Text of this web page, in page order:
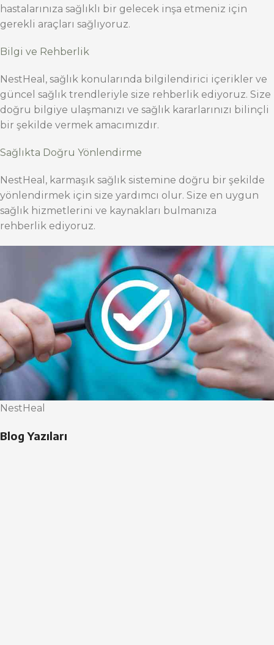
hastalarınıza sağlıklı bir gelecek inşa etmeniz için
gerekli araçları sağlıyoruz.
Bilgi ve Rehberlik
NestHeal, sağlık konularında bilgilendirici içerikler ve
güncel sağlık trendleriyle size rehberlik ediyoruz. Size
doğru bilgiye ulaşmanızı ve sağlık kararlarınızı bilinçli
bir şekilde vermek amacımızdır.
Sağlıkta Doğru Yönlendirme
NestHeal, karmaşık sağlık sistemine doğru bir şekilde
yönlendirmek için size yardımcı olur. Size en uygun
sağlık hizmetlerini ve kaynakları bulmanıza
rehberlik ediyoruz.
NestHeal
Blog Yazıları